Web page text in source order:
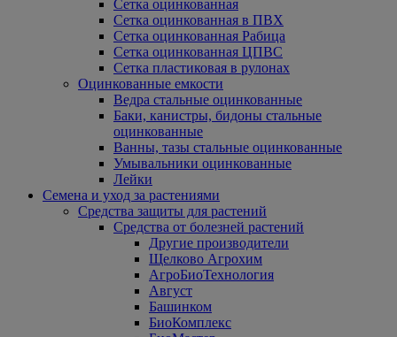
Сетка оцинкованная
Сетка оцинкованная в ПВХ
Сетка оцинкованная Рабица
Сетка оцинкованная ЦПВС
Сетка пластиковая в рулонах
Оцинкованные емкости
Ведра стальные оцинкованные
Баки, канистры, бидоны стальные
оцинкованные
Ванны, тазы стальные оцинкованные
Умывальники оцинкованные
Лейки
Семена и уход за растениями
Средства защиты для растений
Средства от болезней растений
Другие производители
Щелково Агрохим
АгроБиоТехнология
Август
Башинком
БиоКомплекс